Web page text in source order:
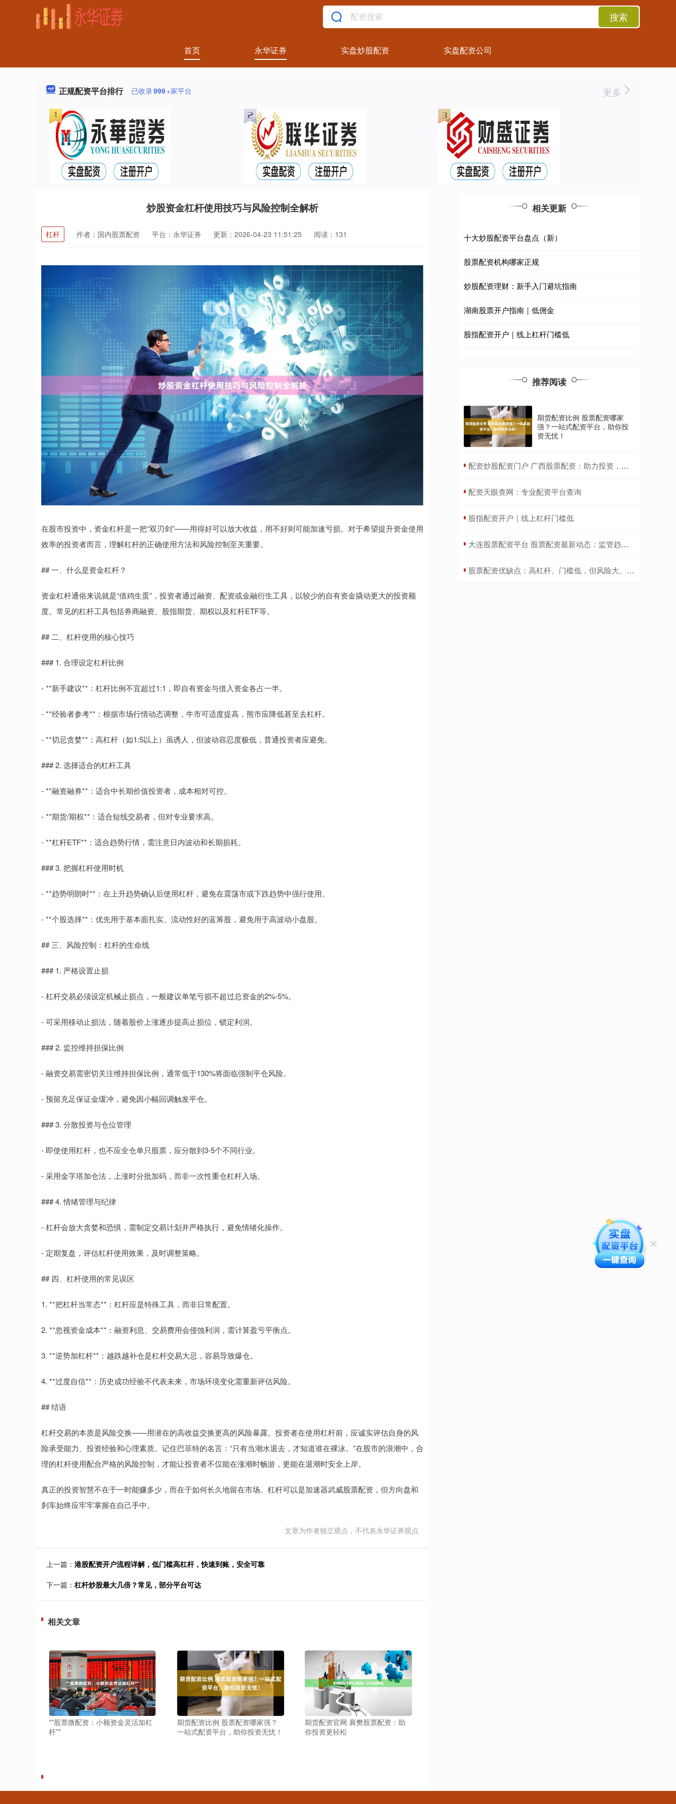
搜索
首页 永华证券 实盘炒股配资 实盘配资公司
正规配资平台排行 已收录999+家平台 更多
炒股资金杠杆使用技巧与风险控制全解析
杠杆 作者：国内股票配资 平台：永华证券 更新：2026-04-23 11:51:25 阅读：131
在股市投资中，资金杠杆是一把“双刃剑”——用得好可以放大收益，用不好则可能加速亏损。对于希望提升资金使用
效率的投资者而言，理解杠杆的正确使用方法和风险控制至关重要。
## 一、什么是资金杠杆？
资金杠杆通俗来说就是“借鸡生蛋”，投资者通过融资、配资或金融衍生工具，以较少的自有资金撬动更大的投资额
度。常见的杠杆工具包括券商融资、股指期货、期权以及杠杆ETF等。
## 二、杠杆使用的核心技巧
### 1. 合理设定杠杆比例
- **新手建议**：杠杆比例不宜超过1:1，即自有资金与借入资金各占一半。
- **经验者参考**：根据市场行情动态调整，牛市可适度提高，熊市应降低甚至去杠杆。
- **切忌贪婪**：高杠杆（如1:5以上）虽诱人，但波动容忍度极低，普通投资者应避免。
### 2. 选择适合的杠杆工具
- **融资融券**：适合中长期价值投资者，成本相对可控。
- **期货/期权**：适合短线交易者，但对专业要求高。
- **杠杆ETF**：适合趋势行情，需注意日内波动和长期损耗。
### 3. 把握杠杆使用时机
- **趋势明朗时**：在上升趋势确认后使用杠杆，避免在震荡市或下跌趋势中强行使用。
- **个股选择**：优先用于基本面扎实、流动性好的蓝筹股，避免用于高波动小盘股。
## 三、风险控制：杠杆的生命线
### 1. 严格设置止损
- 杠杆交易必须设定机械止损点，一般建议单笔亏损不超过总资金的2%-5%。
- 可采用移动止损法，随着股价上涨逐步提高止损位，锁定利润。
### 2. 监控维持担保比例
- 融资交易需密切关注维持担保比例，通常低于130%将面临强制平仓风险。
- 预留充足保证金缓冲，避免因小幅回调触发平仓。
### 3. 分散投资与仓位管理
- 即使使用杠杆，也不应全仓单只股票，应分散到3-5个不同行业。
- 采用金字塔加仓法，上涨时分批加码，而非一次性重仓杠杆入场。
### 4. 情绪管理与纪律
- 杠杆会放大贪婪和恐惧，需制定交易计划并严格执行，避免情绪化操作。
- 定期复盘，评估杠杆使用效果，及时调整策略。
## 四、杠杆使用的常见误区
1. **把杠杆当常态**：杠杆应是特殊工具，而非日常配置。
2. **忽视资金成本**：融资利息、交易费用会侵蚀利润，需计算盈亏平衡点。
3. **逆势加杠杆**：越跌越补仓是杠杆交易大忌，容易导致爆仓。
4. **过度自信**：历史成功经验不代表未来，市场环境变化需重新评估风险。
## 结语
杠杆交易的本质是风险交换——用潜在的高收益交换更高的风险暴露。投资者在使用杠杆前，应诚实评估自身的风
险承受能力、投资经验和心理素质。记住巴菲特的名言：“只有当潮水退去，才知道谁在裸泳。”在股市的浪潮中，合
理的杠杆使用配合严格的风险控制，才能让投资者不仅能在涨潮时畅游，更能在退潮时安全上岸。
真正的投资智慧不在于一时能赚多少，而在于如何长久地留在市场。杠杆可以是加速器武威股票配资，但方向盘和
刹车始终应牢牢掌握在自己手中。
文章为作者独立观点，不代表永华证券观点
上一篇： 港股配资开户流程详解，低门槛高杠杆，快速到账，安全可靠
下一篇： 杠杆炒股最大几倍？常见，部分平台可达
相关文章
**股票微配资：小额资金灵活加杠
杆**
期货配资比例 股票配资哪家强？
一站式配资平台，助你投资无忧！
期货配资官网 襄樊股票配资：助
你投资更轻松
相关更新
十大炒股配资平台盘点（新）
股票配资机构哪家正规
炒股配资理财：新手入门避坑指南
湖南股票开户指南｜低佣金
股指配资开户｜线上杠杆门槛低
推荐阅读
期货配资比例 股票配资哪家
强？一站式配资平台，助你投
资无忧！
​配资炒股配资门户 广西股票配资：助力投资，把握财富机遇
​配资天眼查网：专业配资平台查询
​股指配资开户｜线上杠杆门槛低
​大连股票配资平台 股票配资最新动态：监管趋严，风险提示升级
​股票配资优缺点：高杠杆、门槛低，但风险大、易爆仓